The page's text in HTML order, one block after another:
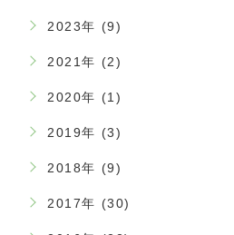
2023年 (9)
2021年 (2)
2020年 (1)
2019年 (3)
2018年 (9)
2017年 (30)